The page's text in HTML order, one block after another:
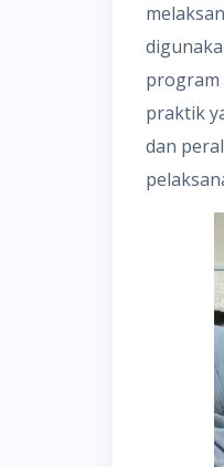
program
praktik
dan